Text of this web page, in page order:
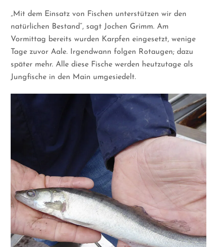
„Mit dem Einsatz von Fischen unterstützen wir den
natürlichen Bestand“, sagt Jochen Grimm. Am
Vormittag bereits wurden Karpfen eingesetzt, wenige
Tage zuvor Aale. Irgendwann folgen Rotaugen; dazu
später mehr. Alle diese Fische werden heutzutage als
Jungfische in den Main umgesiedelt.